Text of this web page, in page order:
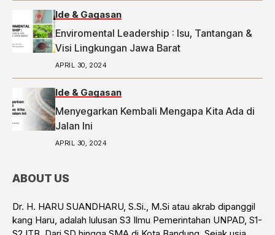
Ide & Gagasan
Enviromental Leadership : Isu, Tantangan &
Visi Lingkungan Jawa Barat
APRIL 30, 2024
Ide & Gagasan
Menyegarkan Kembali Mengapa Kita Ada di
Jalan Ini
APRIL 30, 2024
ABOUT US
Dr. H. HARU SUANDHARU, S.Si., M.Si atau akrab dipanggil
kang Haru, adalah lulusan S3 Ilmu Pemerintahan UNPAD, S1-